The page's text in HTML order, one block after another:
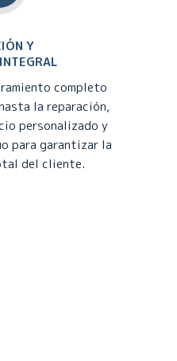
Y
completo
la reparación,
personalizado y
para garantizar la
del cliente.